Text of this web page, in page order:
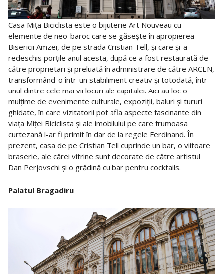
Casa Mița Biciclista este o bijuterie Art Nouveau cu
elemente de neo-baroc care se găsește în apropierea
Bisericii Amzei, de pe strada Cristian Tell, și care și-a
redeschis porțile anul acesta, după ce a fost restaurată de
către proprietari și preluată în administrare de către ARCEN,
transformând-o într-un stabiliment creativ și totodată, într-
unul dintre cele mai vii locuri ale capitalei. Aici au loc o
mulțime de evenimente culturale, expoziții, baluri și tururi
ghidate, în care vizitatorii pot afla aspecte fascinante din
viața Miței Biciclista și ale imobilului pe care frumoasa
curtezană l-ar fi primit în dar de la regele Ferdinand. În
prezent, casa de pe Cristian Tell cuprinde un bar, o viitoare
braserie, ale cărei vitrine sunt decorate de către artistul
Dan Perjovschi și o grădină cu bar pentru cocktails.
Palatul Bragadiru